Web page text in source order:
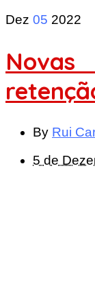
Dez 05 2022
By Rui
5 de